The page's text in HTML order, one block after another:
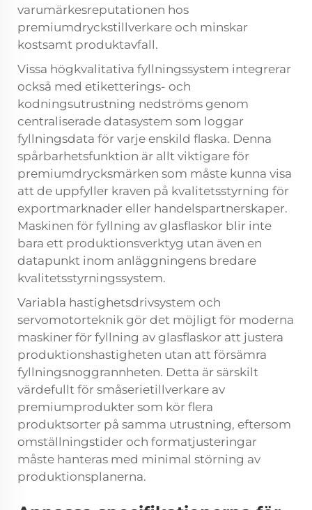
varumärkesreputationen hos
premiumdryckstillverkare och minskar
kostsamt produktavfall.
Vissa högkvalitativa fyllningssystem integrerar
också med etiketterings- och
kodningsutrustning nedströms genom
centraliserade datasystem som loggar
fyllningsdata för varje enskild flaska. Denna
spårbarhetsfunktion är allt viktigare för
premiumdrycksmärken som måste kunna visa
att de uppfyller kraven på kvalitetsstyrning för
exportmarknader eller handelspartnerskaper.
Maskinen för fyllning av glasflaskor blir inte
bara ett produktionsverktyg utan även en
datapunkt inom anläggningens bredare
kvalitetsstyrningssystem.
Variabla hastighetsdrivsystem och
servomotorteknik gör det möjligt för moderna
maskiner för fyllning av glasflaskor att justera
produktionshastigheten utan att försämra
fyllningsnoggrannheten. Detta är särskilt
värdefullt för småserietillverkare av
premiumprodukter som kör flera
produktsorter på samma utrustning, eftersom
omställningstider och formatjusteringar
måste hanteras med minimal störning av
produktionsplanerna.